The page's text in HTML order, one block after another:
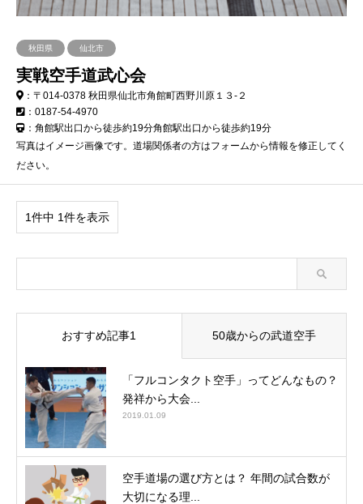
秋田県 仙北市
実戦空手道武心会
：〒014-0378 秋田県仙北市角館町西野川原１３-２
：0187-54-4970
：角館駅出口から徒歩約19分角館駅出口から徒歩約19分
写真はイメージ画像です。道場関係者の方はフォームから情報を修正してく
ださい。
1件中 1件を表示
おすすめ記事1 50歳からの武道空手
「フルコンタクト空手」ってどんなもの？
発祥から大会...
2019.01.09
空手道場の選び方とは？ 年間の試合数が
大切になる理...